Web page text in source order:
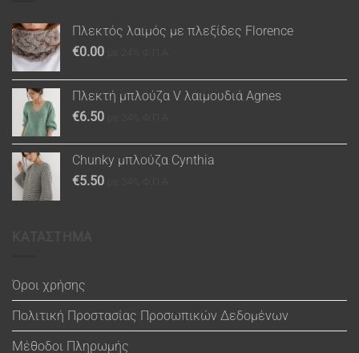
Πλεκτός λαιμός με πλεξίδες Florence
€0.00
Πλεκτή μπλούζα V λαιμουδιά Agnes
€6.50
Chunky μπλούζα Cynthia
€5.50
Όροι χρήσης
Πολιτική Προστασίας Προσωπικών Δεδομένων
Μέθοδοι Πληρωμής